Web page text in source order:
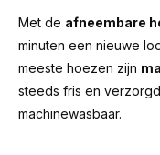
Met de afneembare
minuten een nieuwe
meeste hoezen zijn
steeds fris en
machinewasbaar.